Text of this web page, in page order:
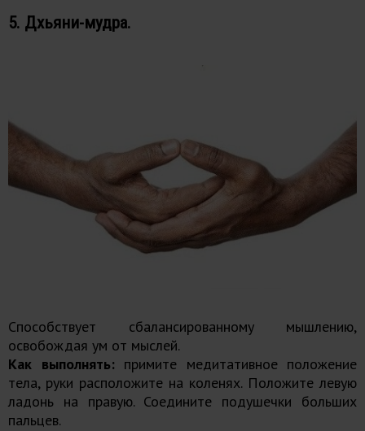
5. Дхьяни-мудра.
Способствует сбалансированному мышлению,
освобождая ум от мыслей.
Как выполнять:примите медитативное положение
тела, руки расположите на коленях. Положите левую
ладонь на правую. Соедините подушечки больших
пальцев.